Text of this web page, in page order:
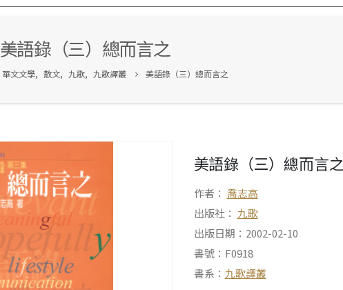
美語錄（三）總而言之
華文文學, 散文, 九歌, 九歌譯叢 美語錄（三）總而言之
美語錄（三）總而言之
作者： 喬志高
出版社： 九歌
出版日期：2002-02-10
書號：F0918
書系： 九歌譯叢